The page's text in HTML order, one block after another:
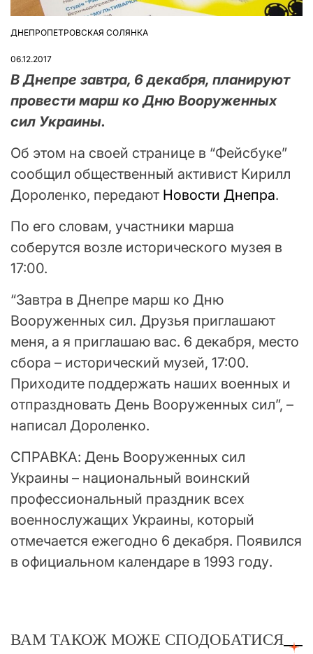
ОПУБЛІКУВАТИ
ДНЕПРОПЕТРОВСКАЯ СОЛЯНКА
06.12.2017
В Днепре завтра, 6 декабря, планируют
провести марш ко Дню Вооруженных
сил Украины.
Об этом на своей странице в “Фейсбуке”
сообщил общественный активист Кирилл
Дороленко, передают Новости Днепра.
По его словам, участники марша
соберутся возле исторического музея в
17:00.
“Завтра в Днепре марш ко Дню
Вооруженных сил. Друзья приглашают
меня, а я приглашаю вас. 6 декабря, место
сбора – исторический музей, 17:00.
Приходите поддержать наших военных и
отпраздновать День Вооруженных сил”, –
написал Дороленко.
СПРАВКА: День Вооруженных сил
Украины – национальный воинский
профессиональный праздник всех
военнослужащих Украины, который
отмечается ежегодно 6 декабря. Появился
в официальном календаре в 1993 году.
ВАМ ТАКОЖ МОЖЕ СПОДОБАТИСЯ